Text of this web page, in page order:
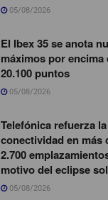
05/08/2026
El Ibex 35 se anota
máximos por encima
20.100 puntos
05/08/2026
Telefónica refuerza la
conectividad en más
2.700
motivo del eclipse
05/08/2026